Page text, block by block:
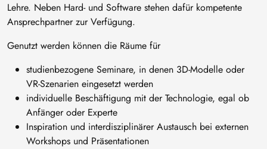
Lehre. Neben Hard- und Software stehen dafür kompetente
Ansprechpartner zur Verfügung.
Genutzt werden können die Räume für
studienbezogene Seminare, in denen 3D-Modelle oder
VR-Szenarien eingesetzt werden
individuelle Beschäftigung mit der Technologie, egal ob
Anfänger oder Experte
Inspiration und interdisziplinärer Austausch bei externen
Workshops und Präsentationen